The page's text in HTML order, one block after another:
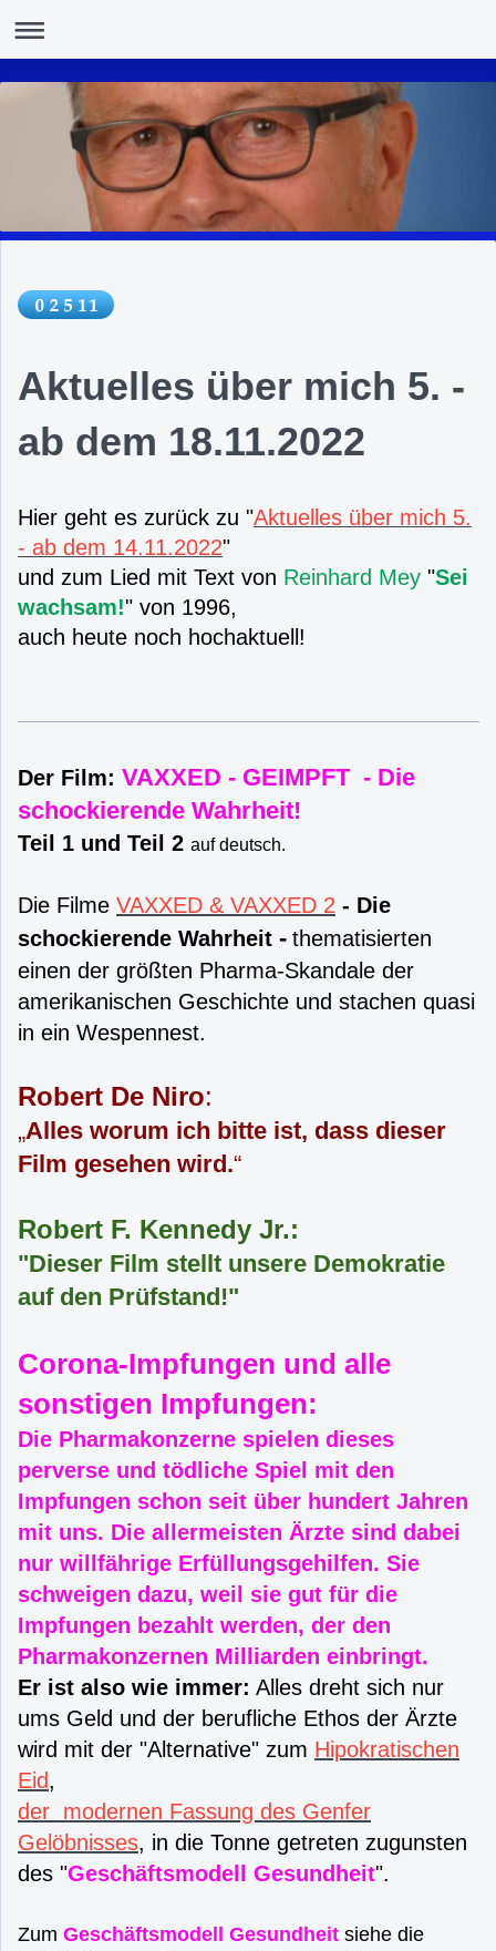
Aktuelles über mich 5. -
ab dem 18.11.2022
Hier geht es zurück zu "Aktuelles über mich 5.
- ab dem 14.11.2022"
und zum Lied mit Text von Reinhard Mey "Sei
wachsam!" von 1996,
auch heute noch hochaktuell!
Der Film: VAXXED - GEIMPFT - Die
schockierende Wahrheit!
Teil 1 und Teil 2 auf deutsch.
Die Filme VAXXED & VAXXED 2 - Die
schockierende Wahrheit - thematisierten
einen der größten Pharma-Skandale der
amerikanischen Geschichte und stachen quasi
in ein Wespennest.
Robert De Niro:
„Alles worum ich bitte ist, dass dieser
Film gesehen wird.“
Robert F. Kennedy Jr.:
"Dieser Film stellt unsere Demokratie
auf den Prüfstand!"
Corona-Impfungen und alle
sonstigen Impfungen:
Die Pharmakonzerne spielen dieses
perverse und tödliche Spiel mit den
Impfungen schon seit über hundert Jahren
mit uns. Die allermeisten Ärzte sind dabei
nur willfährige Erfüllungsgehilfen. Sie
schweigen dazu, weil sie gut für die
Impfungen bezahlt werden, der den
Pharmakonzernen Milliarden einbringt.
Er ist also wie immer: Alles dreht sich nur
ums Geld und der berufliche Ethos der Ärzte
wird mit der "Alternative" zum Hipokratischen
Eid,
der modernen Fassung des Genfer
Gelöbnisses, in die Tonne getreten zugunsten
des "Geschäftsmodell Gesundheit".
Zum Geschäftsmodell Gesundheit siehe die